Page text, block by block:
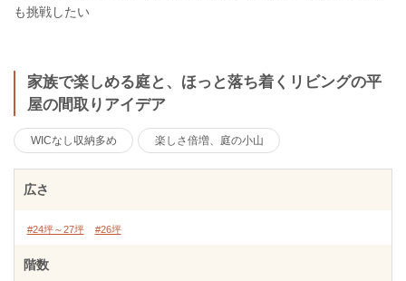
も挑戦したい
家族で楽しめる庭と、ほっと落ち着くリビングの平
屋の間取りアイデア
WICなし収納多め 楽しさ倍増、庭の小山
広さ
#24坪～27坪 #26坪
階数